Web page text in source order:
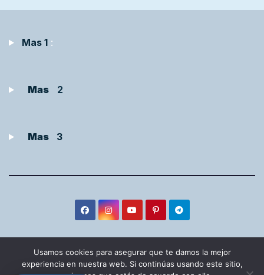
Mas 1 :
Mas 2
Mas 3
Funciona gracias a WordPress |Tema:Newsupde Themeansar
Usamos cookies para asegurar que te damos la mejor
experiencia en nuestra web. Si continúas usando este sitio,